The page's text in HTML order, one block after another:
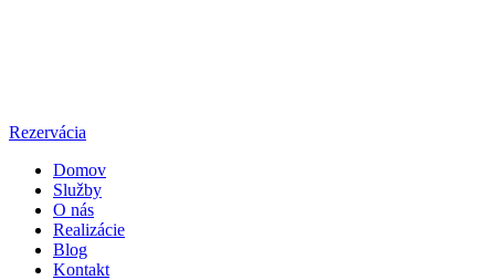
Rezervácia
Domov
Služby
O nás
Realizácie
Blog
Kontakt